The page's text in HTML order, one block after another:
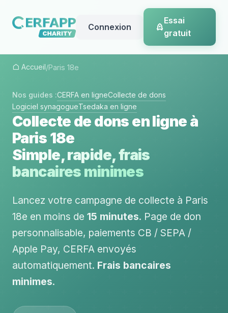
Connexion
Essai
gratuit
Accueil/Paris 18e
Nos guides :CERFA en ligneCollecte de dons
Logiciel synagogueTsedaka en ligne
Collecte de dons en ligne à
Paris 18e
Simple, rapide, frais
bancaires minimes
Lancez votre campagne de collecte à Paris
18e en moins de 15 minutes. Page de don
personnalisable, paiements CB / SEPA /
Apple Pay, CERFA envoyés
automatiquement. Frais bancaires
minimes.